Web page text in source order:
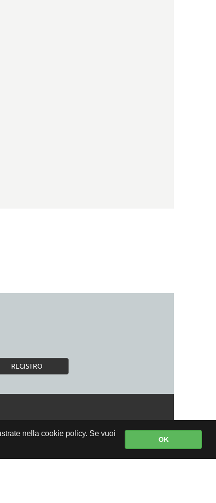
nella cookie policy. Se vuoi
OK
REGISTRO